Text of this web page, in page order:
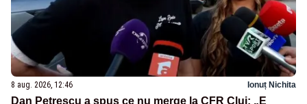
8 aug. 2026, 12:46 Ionuț Nichita
Dan Petrescu a spus ce nu merge la CFR Cluj: „E